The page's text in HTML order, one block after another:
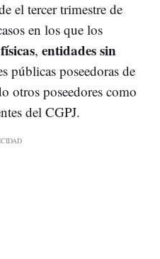
el tercer trimestre de
en los que los
, entidades sin
públicas poseedoras de
otros poseedores como
del CGPJ.